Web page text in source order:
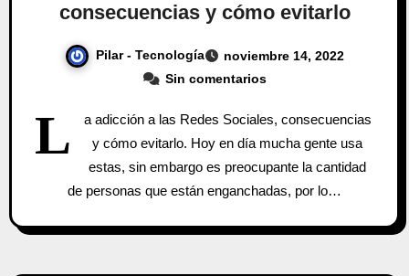
consecuencias y cómo evitarlo
Pilar - Tecnología
noviembre 14, 2022
Sin comentarios
L
a adicción a las Redes Sociales, consecuencias
y cómo evitarlo. Hoy en día mucha gente usa
estas, sin embargo es preocupante la cantidad
de personas que están enganchadas, por lo…